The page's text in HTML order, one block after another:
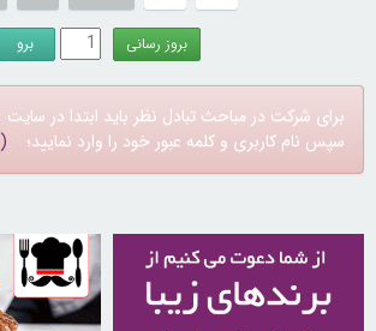
برای شرکت در مباحث تبادل نظر باید ابتدا در سایت
سپس نام کاربری و کلمه عبور خود را وارد نمایید؛ (Log In)